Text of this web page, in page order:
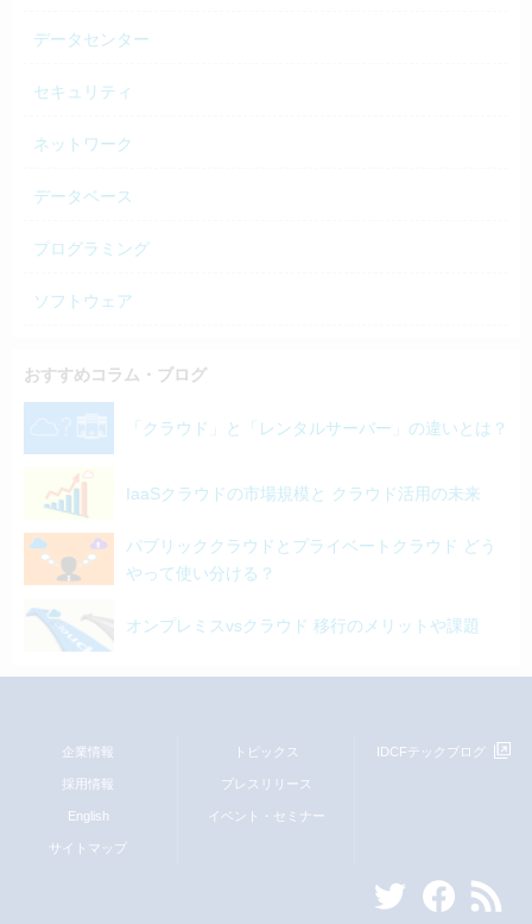
データセンター
セキュリティ
ネットワーク
データベース
プログラミング
ソフトウェア
おすすめコラム・ブログ
「クラウド」と「レンタルサーバー」の違いとは？
IaaSクラウドの市場規模と クラウド活用の未来
パブリッククラウドとプライベートクラウド どう
やって使い分ける？
オンプレミスvsクラウド 移行のメリットや課題
企業情報
採用情報
English
サイトマップ
トピックス
プレスリリース
イベント・セミナー
IDCFテックブログ